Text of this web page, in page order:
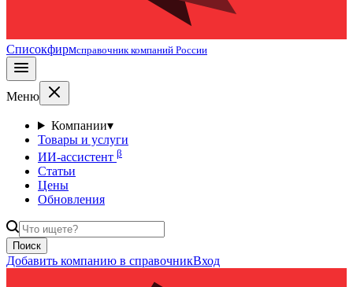
Списокфирмсправочник компаний России
Меню
Компании▾
Товары и услуги
ИИ-ассистент β
Статьи
Цены
Обновления
Поиск
Добавить компанию в справочникВход